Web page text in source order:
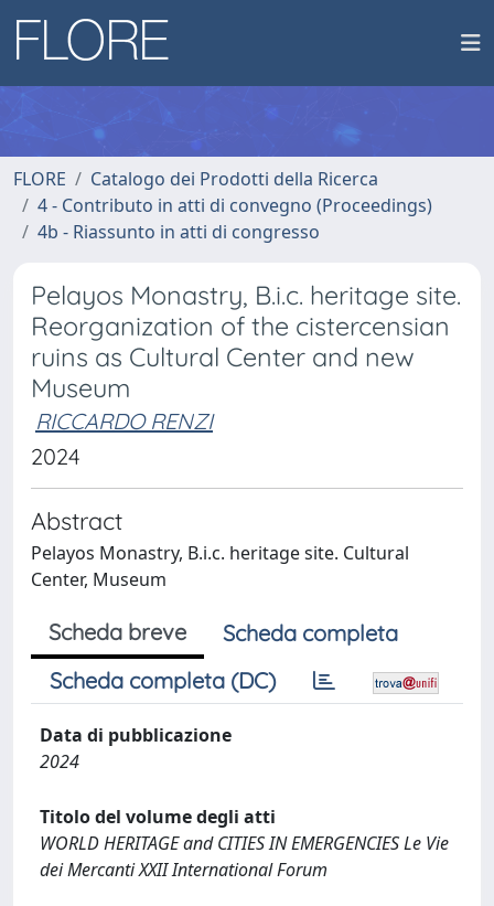
FLORE
Catalogo dei Prodotti della Ricerca
4 - Contributo in atti di convegno (Proceedings)
4b - Riassunto in atti di congresso
Pelayos Monastry, B.i.c. heritage site.
Reorganization of the cistercensian
ruins as Cultural Center and new
Museum
RICCARDO RENZI
2024
Abstract
Pelayos Monastry, B.i.c. heritage site. Cultural
Center, Museum
Scheda breve
Scheda completa
Scheda completa (DC)
Data di pubblicazione
2024
Titolo del volume degli atti
WORLD HERITAGE and CITIES IN EMERGENCIES Le Vie
dei Mercanti XXII International Forum